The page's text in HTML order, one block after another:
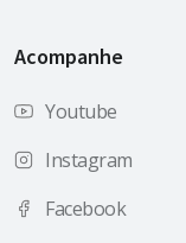
Acompanhe
Youtube
Instagram
Facebook